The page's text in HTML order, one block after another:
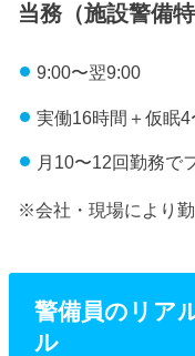
当務（施設警備特
9:00〜翌9:00
実働16時間＋仮眠4
月10〜12回勤務で
※会社・現場により
警備員のリア
ル